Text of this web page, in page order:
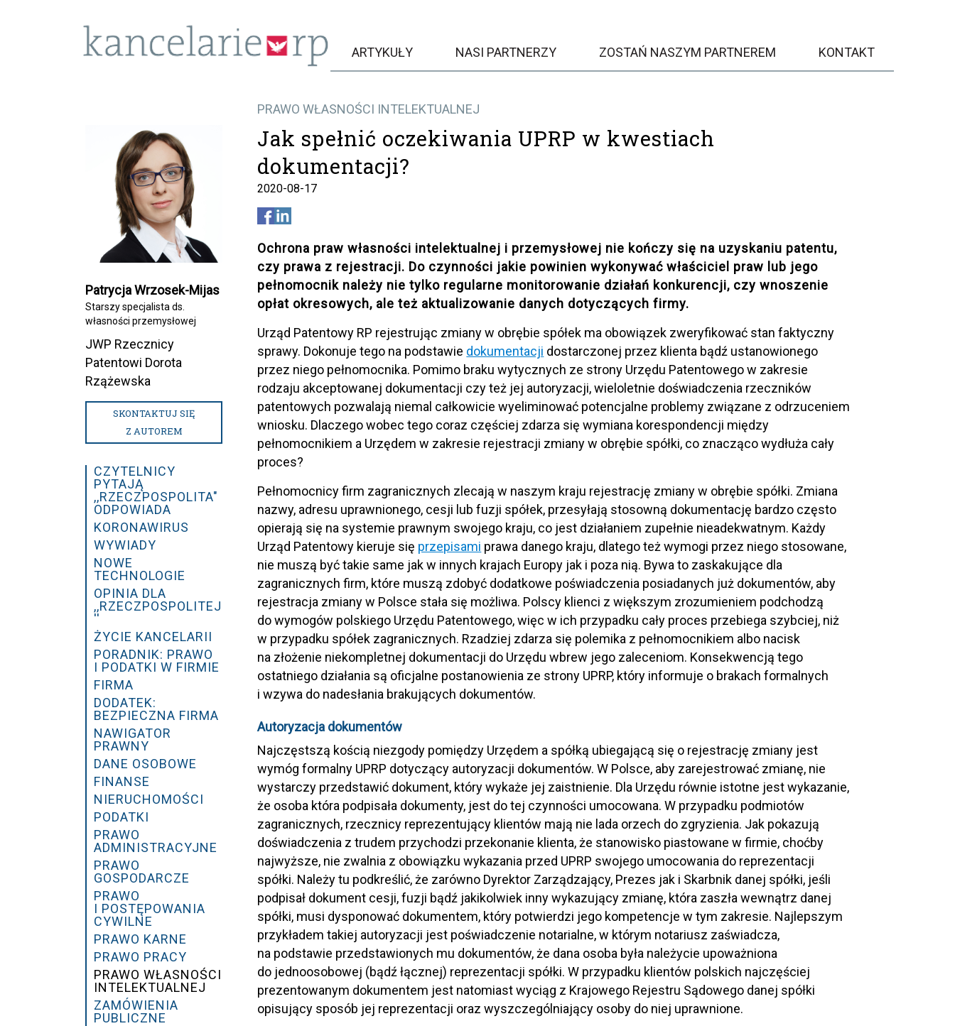
ARTYKUŁY NASI PARTNERZY ZOSTAŃ NASZYM PARTNEREM KONTAKT
PRAWO WŁASNOŚCI INTELEKTUALNEJ
Jak spełnić oczekiwania UPRP w kwestiach
dokumentacji?
2020-08-17
Ochrona praw własności intelektualnej i przemysłowej nie kończy się na uzyskaniu patentu,
czy prawa z rejestracji. Do czynności jakie powinien wykonywać właściciel praw lub jego
pełnomocnik należy nie tylko regularne monitorowanie działań konkurencji, czy wnoszenie
opłat okresowych, ale też aktualizowanie danych dotyczących firmy.
Urząd Patentowy RP rejestrując zmiany w obrębie spółek ma obowiązek zweryfikować stan faktyczny
sprawy. Dokonuje tego na podstawie dokumentacji dostarczonej przez klienta bądź ustanowionego
przez niego pełnomocnika. Pomimo braku wytycznych ze strony Urzędu Patentowego w zakresie
rodzaju akceptowanej dokumentacji czy też jej autoryzacji, wieloletnie doświadczenia rzeczników
patentowych pozwalają niemal całkowicie wyeliminować potencjalne problemy związane z odrzuceniem
wniosku. Dlaczego wobec tego coraz częściej zdarza się wymiana korespondencji między
pełnomocnikiem a Urzędem w zakresie rejestracji zmiany w obrębie spółki, co znacząco wydłuża cały
proces?
Pełnomocnicy firm zagranicznych zlecają w naszym kraju rejestrację zmiany w obrębie spółki. Zmiana
nazwy, adresu uprawnionego, cesji lub fuzji spółek, przesyłają stosowną dokumentację bardzo często
opierają się na systemie prawnym swojego kraju, co jest działaniem zupełnie nieadekwatnym. Każdy
Urząd Patentowy kieruje się przepisami prawa danego kraju, dlatego też wymogi przez niego stosowane,
nie muszą być takie same jak w innych krajach Europy jak i poza nią. Bywa to zaskakujące dla
zagranicznych firm, które muszą zdobyć dodatkowe poświadczenia posiadanych już dokumentów, aby
rejestracja zmiany w Polsce stała się możliwa. Polscy klienci z większym zrozumieniem podchodzą
do wymogów polskiego Urzędu Patentowego, więc w ich przypadku cały proces przebiega szybciej, niż
w przypadku spółek zagranicznych. Rzadziej zdarza się polemika z pełnomocnikiem albo nacisk
na złożenie niekompletnej dokumentacji do Urzędu wbrew jego zaleceniom. Konsekwencją tego
ostatniego działania są oficjalne postanowienia ze strony UPRP, który informuje o brakach formalnych
i wzywa do nadesłania brakujących dokumentów.
Autoryzacja dokumentów
Najczęstszą kością niezgody pomiędzy Urzędem a spółką ubiegającą się o rejestrację zmiany jest
wymóg formalny UPRP dotyczący autoryzacji dokumentów. W Polsce, aby zarejestrować zmianę, nie
wystarczy przedstawić dokument, który wykaże jej zaistnienie. Dla Urzędu równie istotne jest wykazanie,
że osoba która podpisała dokumenty, jest do tej czynności umocowana. W przypadku podmiotów
zagranicznych, rzecznicy reprezentujący klientów mają nie lada orzech do zgryzienia. Jak pokazują
doświadczenia z trudem przychodzi przekonanie klienta, że stanowisko piastowane w firmie, choćby
najwyższe, nie zwalnia z obowiązku wykazania przed UPRP swojego umocowania do reprezentacji
spółki. Należy tu podkreślić, że zarówno Dyrektor Zarządzający, Prezes jak i Skarbnik danej spółki, jeśli
podpisał dokument cesji, fuzji bądź jakikolwiek inny wykazujący zmianę, która zaszła wewnątrz danej
spółki, musi dysponować dokumentem, który potwierdzi jego kompetencje w tym zakresie. Najlepszym
przykładem takiej autoryzacji jest poświadczenie notarialne, w którym notariusz zaświadcza,
na podstawie przedstawionych mu dokumentów, że dana osoba była należycie upoważniona
do jednoosobowej (bądź łącznej) reprezentacji spółki. W przypadku klientów polskich najczęściej
prezentowanym dokumentem jest natomiast wyciąg z Krajowego Rejestru Sądowego danej spółki
opisujący sposób jej reprezentacji oraz wyszczególniający osoby do niej uprawnione.
Patrycja Wrzosek-Mijas
Starszy specjalista ds.
własności przemysłowej
JWP Rzecznicy
Patentowi Dorota
Rzążewska
SKONTAKTUJ SIĘ
Z AUTOREM
CZYTELNICY
PYTAJĄ
,,RZECZPOSPOLITA"
ODPOWIADA
KORONAWIRUS
WYWIADY
NOWE
TECHNOLOGIE
OPINIA DLA
,,RZECZPOSPOLITEJ
''
ŻYCIE KANCELARII
PORADNIK: PRAWO
I PODATKI W FIRMIE
FIRMA
DODATEK:
BEZPIECZNA FIRMA
NAWIGATOR
PRAWNY
DANE OSOBOWE
FINANSE
NIERUCHOMOŚCI
PODATKI
PRAWO
ADMINISTRACYJNE
PRAWO
GOSPODARCZE
PRAWO
I POSTĘPOWANIA
CYWILNE
PRAWO KARNE
PRAWO PRACY
PRAWO WŁASNOŚCI
INTELEKTUALNEJ
ZAMÓWIENIA
PUBLICZNE